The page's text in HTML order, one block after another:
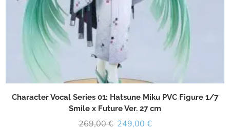
Character Vocal Series 01: Hatsune Miku PVC Figure 1/7
Smile x Future Ver. 27 cm
269,00€ 249,00 €